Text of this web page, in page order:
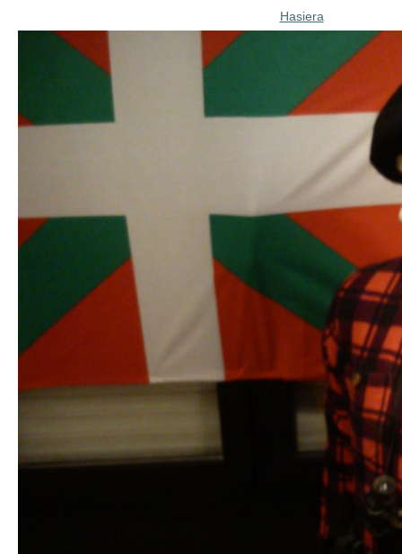
Hasiera